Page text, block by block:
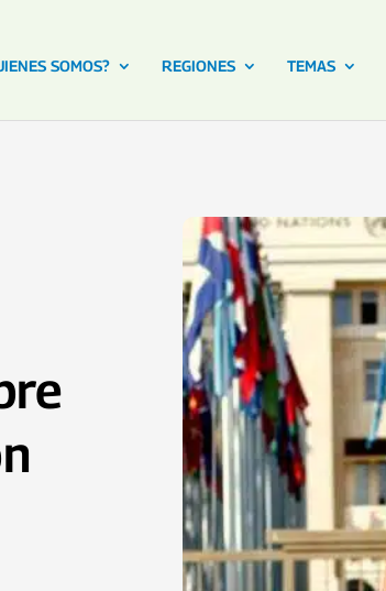
SOMOS? REGIONES TEMAS